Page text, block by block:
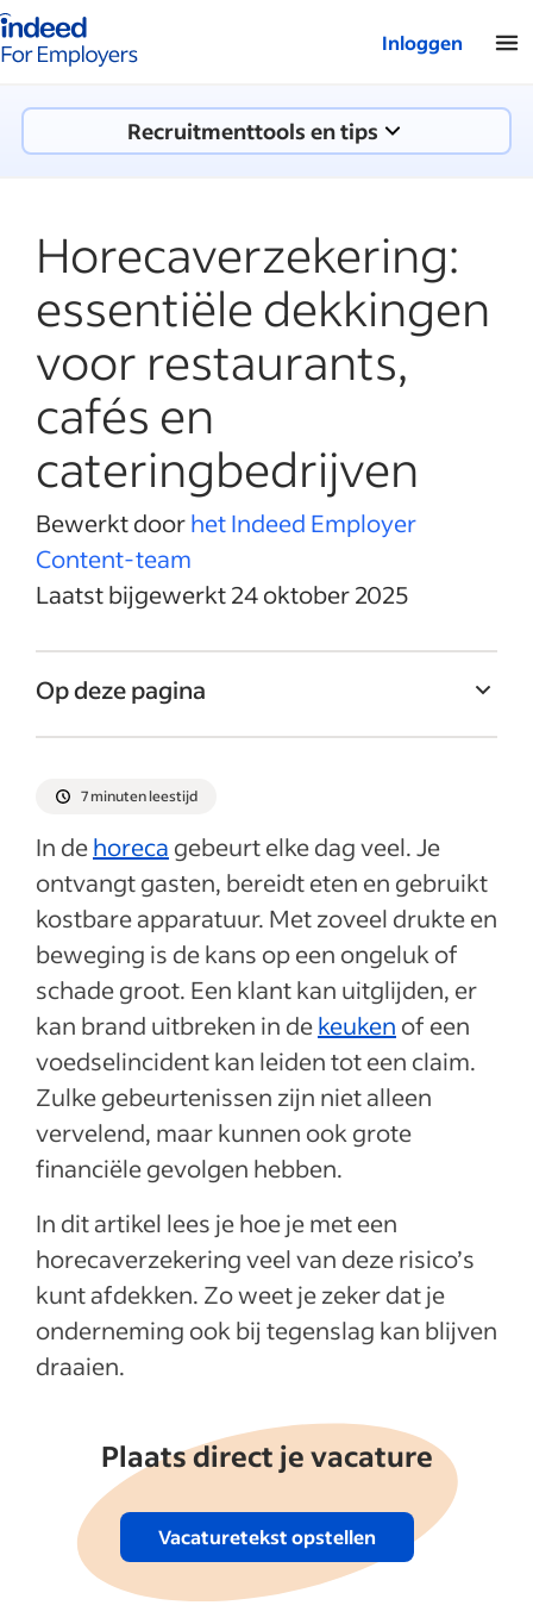
van Indeed - Voor werkgevers
Inloggen
Recruitmenttools en tips
Horecaverzekering:
essentiële dekkingen
voor restaurants,
cafés en
cateringbedrijven
Bewerkt doorhet Indeed Employer
Content-team
Laatst bijgewerkt 24 oktober 2025
Op deze pagina
Hoe werkt een horecaverzekering?
Voor wie is een horecaverzekering
onmisbaar?
Belangrijkste dekkingen binnen een
horecaverzekering
Waarom horecaverzekering essentieel is
Veelgemaakte fouten bij
horecaverzekeringen
Meer weergeven
7 minuten leestijd
In dehoreca gebeurt elke dag veel. Je
ontvangt gasten, bereidt eten en gebruikt
kostbare apparatuur. Met zoveel drukte en
beweging is de kans op een ongeluk of
schade groot. Een klant kan uitglijden, er
kan brand uitbreken in dekeuken of een
voedselincident kan leiden tot een claim.
Zulke gebeurtenissen zijn niet alleen
vervelend, maar kunnen ook grote
financiële gevolgen hebben.
In dit artikel lees je hoe je met een
horecaverzekering veel van deze risico’s
kunt afdekken. Zo weet je zeker dat je
onderneming ook bij tegenslag kan blijven
draaien.
Plaats direct je vacature
Vacaturetekst opstellen